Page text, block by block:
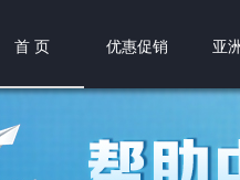
首 页 优惠促销 亚